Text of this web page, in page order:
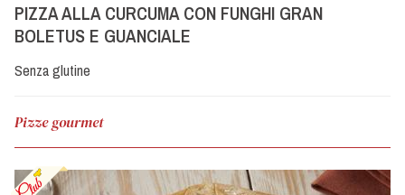
PIZZA ALLA CURCUMA CON FUNGHI GRAN
BOLETUS E GUANCIALE
Senza glutine
Pizze gourmet